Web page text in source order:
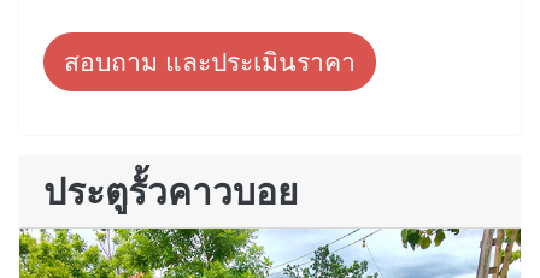
สอบถาม และประเมินราคา
ประตูรั้วคาวบอย